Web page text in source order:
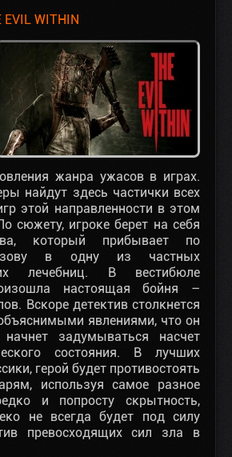
WITHIN
жанра ужасов в играх.
найдут здесь частички всех
этой направленности в этом
сюжету, игроке берет на себя
который прибывает по
в одну из частных
лечебниц. В вестибюле
настоящая бойня –
Вскоре детектив столкнется
явлениями, что он
задумываться насчет
состояния. В лучших
герой будет противостоять
используя самое разное
и попросту скрытность,
не всегда будет под силу
превосходящих сил зла в